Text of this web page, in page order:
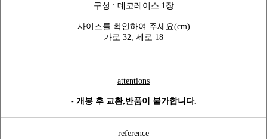
구성 : 데코레이스 1장
사이즈를 확인하여 주세요(cm)
가로 32, 세로 18
attentions
- 개봉 후 교환,반품이 불가합니다.
reference